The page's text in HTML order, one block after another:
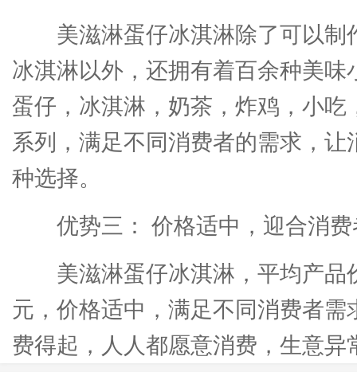
美滋淋蛋仔冰淇淋除了可以制
冰淇淋以外，还拥有着百余种美味
蛋仔，冰淇淋，奶茶，炸鸡，小吃
系列，满足不同消费者的需求，让
种选择。
优势三： 价格适中，迎合消
美滋淋蛋仔冰淇淋，平均产品
元，价格适中，满足不同消费者需
费得起，人人都愿意消费，生意异